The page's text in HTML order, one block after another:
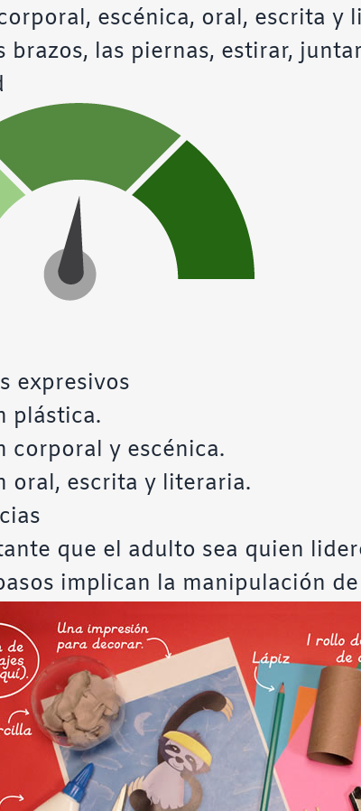
escénica, oral, escrita y
brazos, las piernas, estirar,
expresivos
plástica.
corporal y escénica.
oral, escrita y literaria.
que el adulto sea quien
implican la manipulación